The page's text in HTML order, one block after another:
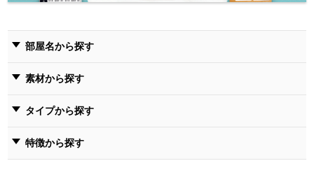
部屋名から探す
素材から探す
タイプから探す
特徴から探す